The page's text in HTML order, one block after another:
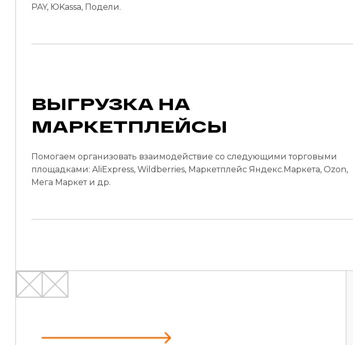
PAY, ЮKassa, Подели.
ВЫГРУЗКА НА
МАРКЕТПЛЕЙСЫ
Помогаем организовать взаимодействие со следующими торговыми
площадками: AliExpress, Wildberries, Маркетплейс Яндекс.Маркета, Ozon,
Мега Маркет и др.